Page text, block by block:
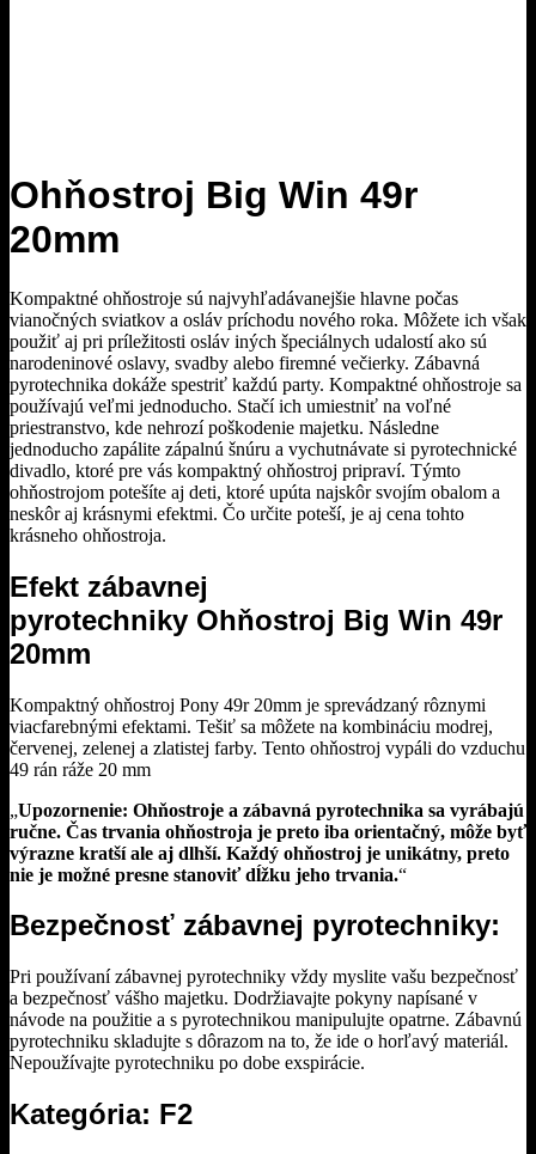
Ohňostroj Big Win 49r
20mm
Kompaktné ohňostroje sú najvyhľadávanejšie hlavne počas
vianočných sviatkov a osláv príchodu nového roka. Môžete ich však
použiť aj pri príležitosti osláv iných špeciálnych udalostí ako sú
narodeninové oslavy, svadby alebo firemné večierky. Zábavná
pyrotechnika dokáže spestriť každú party. Kompaktné ohňostroje sa
používajú veľmi jednoducho. Stačí ich umiestniť na voľné
priestranstvo, kde nehrozí poškodenie majetku. Následne
jednoducho zapálite zápalnú šnúru a vychutnávate si pyrotechnické
divadlo, ktoré pre vás kompaktný ohňostroj pripraví. Týmto
ohňostrojom potešíte aj deti, ktoré upúta najskôr svojím obalom a
neskôr aj krásnymi efektmi. Čo určite poteší, je aj cena tohto
krásneho ohňostroja.
Efekt zábavnej
pyrotechniky Ohňostroj Big Win 49r
20mm
Kompaktný ohňostroj Pony 49r 20mm je sprevádzaný rôznymi
viacfarebnými efektami. Tešiť sa môžete na kombináciu modrej,
červenej, zelenej a zlatistej farby. Tento ohňostroj vypáli do vzduchu
49 rán ráže 20 mm
„Upozornenie: Ohňostroje a zábavná pyrotechnika sa vyrábajú
ručne. Čas trvania ohňostroja je preto iba orientačný, môže byť
výrazne kratší ale aj dlhší. Každý ohňostroj je unikátny, preto
nie je možné presne stanoviť dĺžku jeho trvania.“
Bezpečnosť zábavnej pyrotechniky:
Pri používaní zábavnej pyrotechniky vždy myslite vašu bezpečnosť
a bezpečnosť vášho majetku. Dodržiavajte pokyny napísané v
návode na použitie a s pyrotechnikou manipulujte opatrne. Zábavnú
pyrotechniku skladujte s dôrazom na to, že ide o horľavý materiál.
Nepoužívajte pyrotechniku po dobe exspirácie.
Kategória: F2